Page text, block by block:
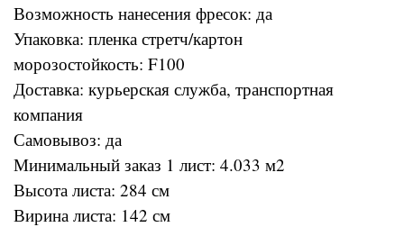
Возможность нанесения фресок: да
Упаковка: пленка стретч/картон
морозостойкость: F100
Доставка: курьерская служба, транспортная
компания
Самовывоз: да
Минимальный заказ 1 лист: 4.033 м2
Высота листа: 284 см
Вирина листа: 142 см